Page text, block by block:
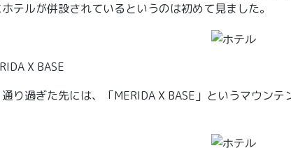
テルが併設されているというのは初めて見ました。
X BASE
り過ぎた先には、「MERIDA X BASE」というマウン